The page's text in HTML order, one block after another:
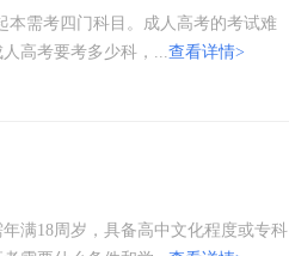
本需考四门科目。成人高考的考试难
高考要考多少科，...查看详情>
满18周岁，具备高中文化程度或专科